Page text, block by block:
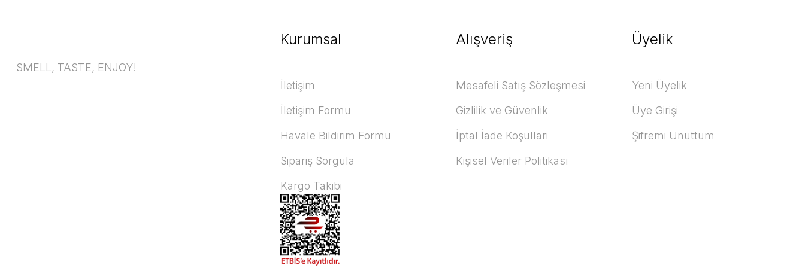
SMELL, TASTE, ENJOY!
Kurumsal
İletişim
İletişim Formu
Havale Bildirim Formu
Sipariş Sorgula
Kargo Takibi
Alışveriş
Mesafeli Satış Sözleşmesi
Gizlilik ve Güvenlik
İptal İade Koşullari
Kişisel Veriler Politikası
Üyelik
Yeni Üyelik
Üye Girişi
Şifremi Unuttum